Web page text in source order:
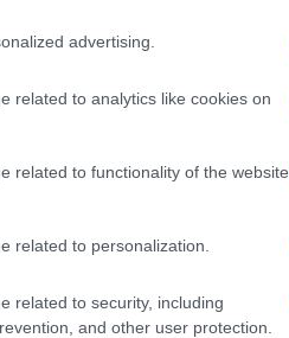
advertising.
related to analytics like cookies on
related to functionality of the website
related to personalization.
related to security, including
and other user protection.
ulteriormente i pensionati con
un assegno inferiore
a chi, nonostante i
di importo inferiore alla